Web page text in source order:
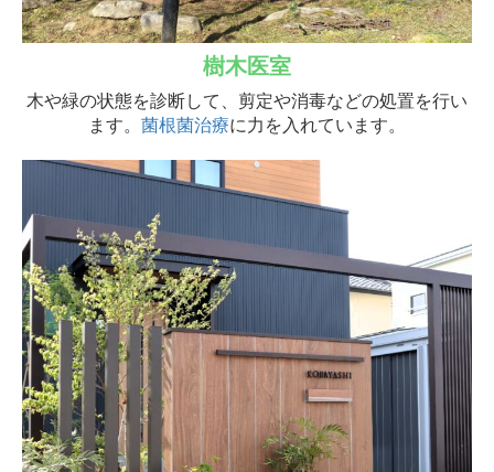
樹木医室
木や緑の状態を診断して、剪定や消毒などの処置を行い
ます。 菌根菌治療に力を入れています。